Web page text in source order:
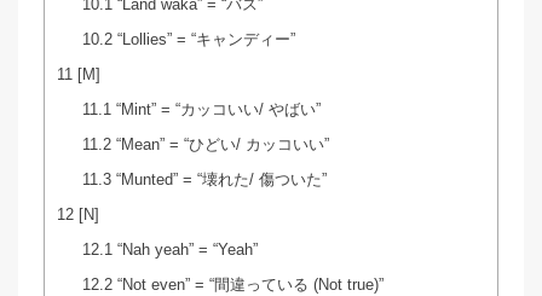
10.1“Land waka” = “バス”
10.2“Lollies” = “キャンディー”
11[M]
11.1“Mint” = “カッコいい/ やばい”
11.2“Mean” = “ひどい/ カッコいい”
11.3“Munted” = “壊れた/ 傷ついた”
12[N]
12.1“Nah yeah” = “Yeah”
12.2“Not even” = “間違っている (Not true)”